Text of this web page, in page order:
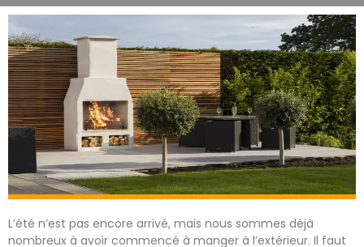
L’été n’est pas encore arrivé, mais nous sommes déjà
nombreux à avoir commencé à manger à l’extérieur. Il faut